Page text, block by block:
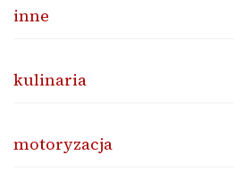
inne
kulinaria
motoryzacja